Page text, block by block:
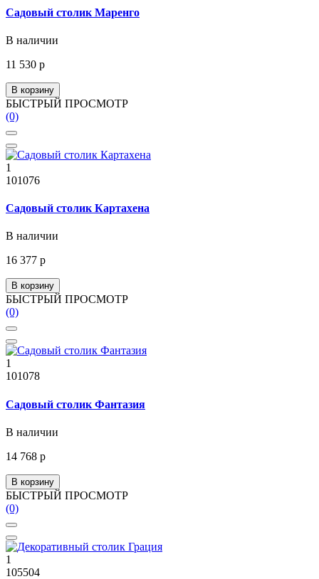
Садовый столик Маренго
В наличии
11 530 р
В корзину
БЫСТРЫЙ ПРОСМОТР
(0)
1
101076
Садовый столик Картахена
В наличии
16 377 р
В корзину
БЫСТРЫЙ ПРОСМОТР
(0)
1
101078
Садовый столик Фантазия
В наличии
14 768 р
В корзину
БЫСТРЫЙ ПРОСМОТР
(0)
1
105504